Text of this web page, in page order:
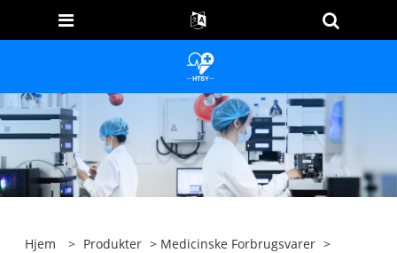
Hjem > Produkter > Medicinske Forbrugsvarer >